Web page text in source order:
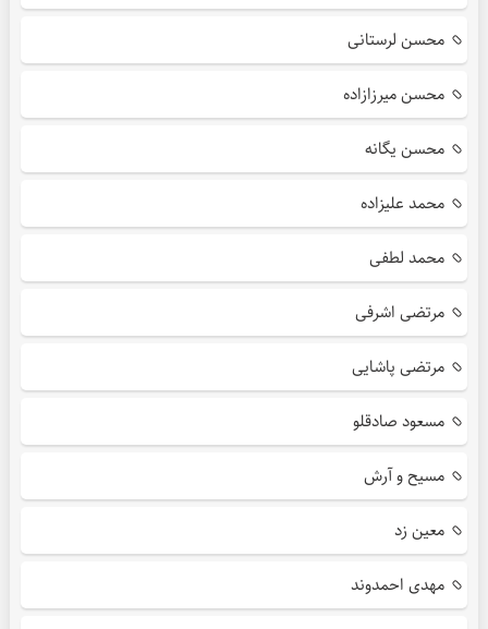
محسن لرستانی
محسن میرزازاده
محسن یگانه
محمد علیزاده
محمد لطفی
مرتضی اشرفی
مرتضی پاشایی
مسعود صادقلو
مسیح و آرش
معین زد
مهدی احمدوند